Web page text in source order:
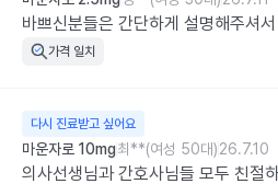
바쁘신분들은 간단하게 설명해주셔
가격 일치
다시 진료받고 싶어요
마운자로 10mg최**(여성 50대)26.7.10
의사선생님과 간호사님들 모두 친절